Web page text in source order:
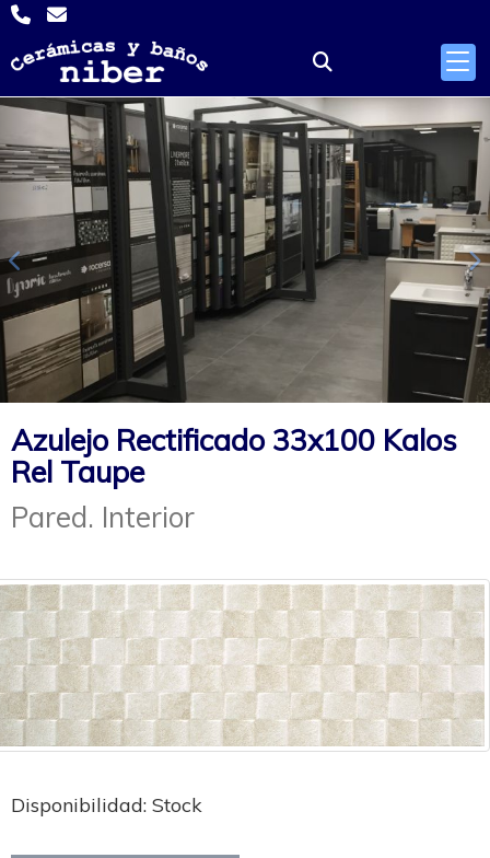
Anterior
Azulejo Rectificado 33x100 Kalos
Rel Taupe
Pared. Interior
Disponibilidad: Stock